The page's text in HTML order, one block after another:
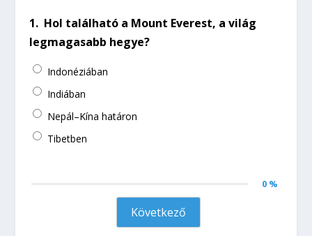
1. Hol található a Mount Everest, a világ
legmagasabb hegye?
Indonéziában
Indiában
Nepál–Kína határon
Tibetben
0 %
Következő